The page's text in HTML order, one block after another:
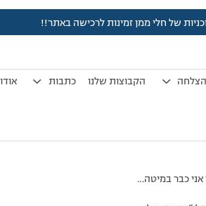
של חלי ממן זמינות לרכישה באתר!!
הצלחה הקבוצות שלנו כתבות
כבר במיטה…